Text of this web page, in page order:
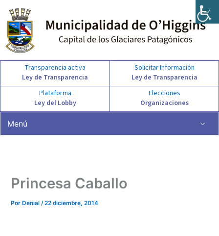
contenido
Transparencia activa
Ley de Transparencia
Solicitar Información
Ley de Transparencia
Plataforma
Ley del Lobby
Elecciones
Organizaciones
Menú
Princesa Caballo
Por Denial/22 diciembre, 2014